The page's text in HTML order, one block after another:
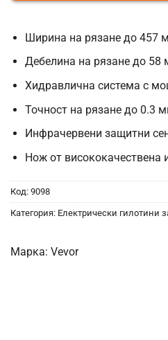
Ширина на рязане до 457
Дебелина на рязане до 58
Хидравлична система с
Точност на рязане до 0.3
Инфрачервени защитни
Нож от висококачествена
Код: 9098
Категория: Електрически гилотини
Марка: Vevor